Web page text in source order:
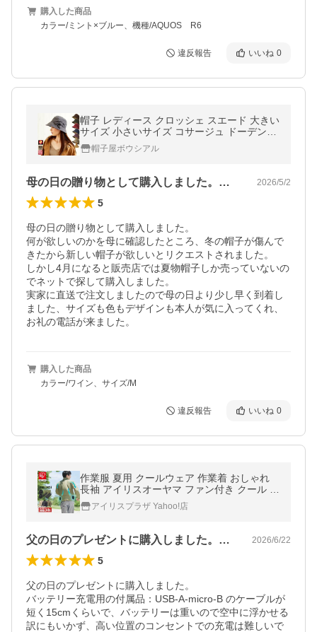
購入した商品
カラー/ミント×ブルー、機種/AQUOS R6
違反報告 いいね 0
帽子 レディース クロッシェ スエード 大きい
サイズ 小さいサイズ コサージュ ドーデンク
ロッシェ 秋 冬 春 静電気防止 SS S M L サイ
ズ選べる
帽子屋ボウシアル
母の日の贈り物として購入しました。何が… 2026/5/2
5
母の日の贈り物として購入しました。
何が欲しいのかを母に確認したところ、冬の帽子が傷んで
きたから新しい帽子が欲しいとリクエストされました。
しかし4月になると販売店では夏物帽子しか売っていないの
でネットで探して購入しました。
実家に直送で注文しましたので母の日より少し早く到着し
ました、サイズも色もデザインも本人が気に入ってくれ、
お礼の電話が来ました。
購入した商品
カラー/ワイン、サイズ/M
違反報告 いいね 0
作業服 夏用 クールウェア 作業着 おしゃれ
長袖 アイリスオーヤマ ファン付き クール ウ
ェア 夏 釣り キャンプ アウトドア ワークウ
ェア FNCT CFNS
アイリスプラザ Yahoo!店
父の日のプレゼントに購入しました。バッ… 2026/6/22
5
父の日のプレゼントに購入しました。
バッテリー充電用の付属品：USB-A-micro-B のケーブルが
短く15cmくらいで、バッテリーは重いので空中に浮かせる
訳にもいかず、高い位置のコンセントでの充電は難しいで